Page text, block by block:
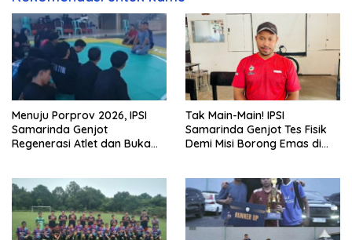
Menuju Porprov 2026, IPSI
Samarinda Genjot
Regenerasi Atlet dan Buka
Tak Main-Main! IPSI
Samarinda Genjot Tes Fisik
Demi Misi Borong Emas di